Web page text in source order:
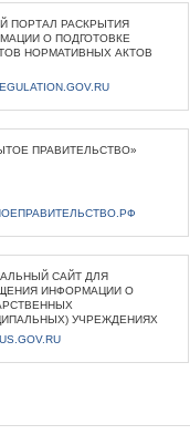
ПОРТАЛ РАСКРЫТИЯ
О ПОДГОТОВКЕ
НОРМАТИВНЫХ АКТОВ
ПРАВИТЕЛЬСТВО»
САЙТ ДЛЯ
ИНФОРМАЦИИ О
УЧРЕЖДЕНИЯХ